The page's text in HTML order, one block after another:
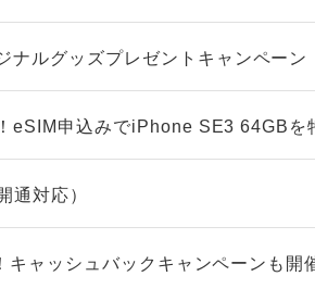
ナルグッズプレゼントキャンペーン
eSIM申込みでiPhone SE3 64GBを
通対応）
ャッシュバックキャンペーンも開